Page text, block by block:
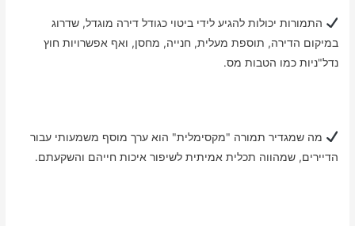
התמורות יכולות להגיע לידי ביטוי כגודל דירה מוגדל, שדרוג
במיקום הדירה, תוספת מעלית, חנייה, מחסן, ואף אפשרויות חוץ
נדל"ניות כמו הטבות מס.
מה שמגדיר תמורה "מקסימלית" הוא ערך מוסף משמעותי עבור
הדיירים, שמהווה תכלית אמיתית לשיפור איכות חייהם והשקעתם.